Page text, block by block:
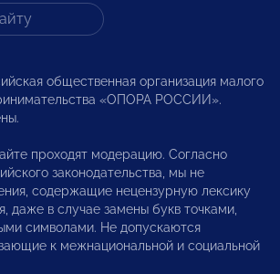
общественная организация малого
«ОПОРА РОССИИ».
проходят модерацию. Согласно
законодательства, мы не
содержащие нецензурную лексику
даже в случае замены букв точками,
символами. Не допускаются
к межнациональной и социальной